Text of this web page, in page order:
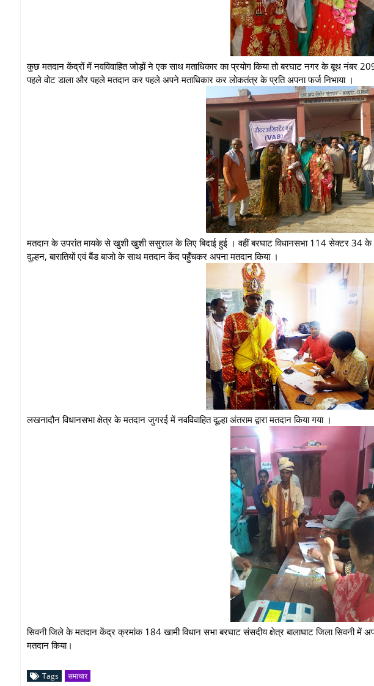
कुछ मतदान केंद्रों में नवविवाहित जोड़ों ने एक साथ मताधिकार का प्रयोग किया तो बरघाट नगर के बूथ नंबर
पहले वोट डाला और पहले मतदान कर पहले अपने मताधिकार कर लोकतंत्र के प्रति अपना फर्ज निभाया ।
मतदान के उपरांत मायके से खुशी खुशी ससुराल के लिए बिदाई हुई । वहीं बरघाट विधानसभा 114 सेक्टर 34 के
दुल्हन, बारातियों एवं बैंड बाजो के साथ मतदान केंद पहुँचकर अपना मतदान किया ।
लखनादौन विधानसभा क्षेत्र के मतदान जुगरई में नवविवाहित दूल्हा अंतराम द्वारा मतदान किया गया ।
सिवनी जिले के मतदान केंद्र क्रमांक 184 खामी विधान सभा बरघाट संसदीय क्षेत्र बालाघाट जिला सिवनी में
मतदान किया।
Tags समाचार